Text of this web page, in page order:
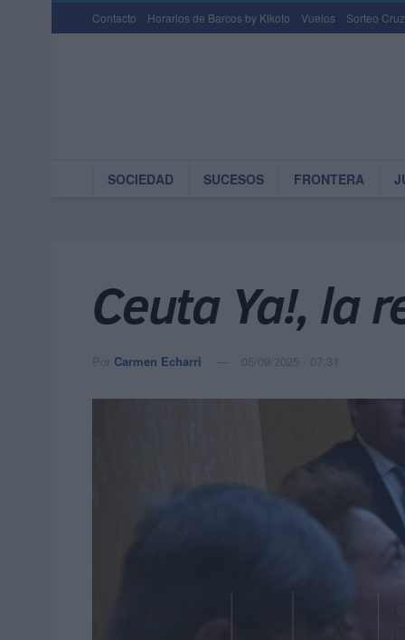
Contacto Horarios de Barcos by Kikoto Vuelos Sorteo
SOCIEDAD SUCESOS FRONTERA
Ceuta Ya!, la
Por Carmen Echarri 05/09/2025 - 07:31